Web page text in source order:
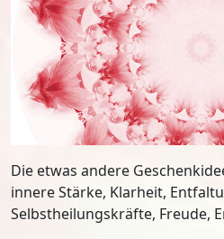
Die etwas andere
innere Stärke, Klarheit,
Selbstheilungskräfte, Freude,